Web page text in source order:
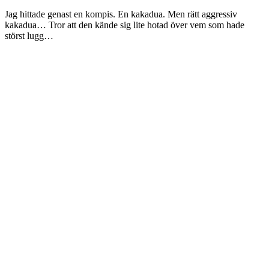
Jag hittade genast en kompis. En kakadua. Men rätt aggressiv
kakadua… Tror att den kände sig lite hotad över vem som hade
störst lugg…